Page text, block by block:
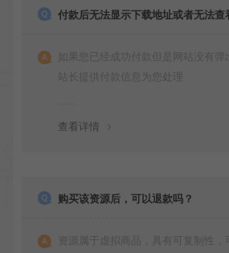
付款后无法显示下载地址或者无法查
如果您已经成功付款但是网站没有
站长提供付款信息为您处理
查看详情
购买该资源后，可以退款吗？
资源属于虚拟商品，具有可复制性，